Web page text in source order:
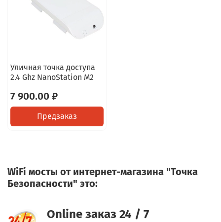
Уличная точка доступа
2.4 Ghz NanoStation M2
7 900.00 ₽
Предзаказ
WiFi мосты от интернет-магазина "Точка
Безопасности" это:
Online заказ 24 / 7